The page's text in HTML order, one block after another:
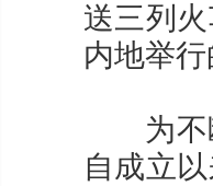
送三列
内地举
为不断
自成立